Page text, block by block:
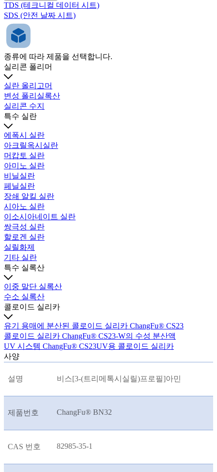
TDS (테크니컬 데이터 시트)
SDS (안전 날짜 시트)
종류에 따라 제품을 선택합니다.
실리콘 폴리머
실란 올리고머
변성 폴리실록산
실리콘 수지
특수 실란
에폭시 실란
아크릴옥시실란
머캅토 실란
아미노 실란
비닐실란
페닐실란
장쇄 알킬 실란
시아노 실란
이소시아네이트 실란
쌍극성 실란
할로겐 실란
실릴화제
기타 실란
특수 실록산
이중 말단 실록산
수소 실록산
콜로이드 실리카
유기 용매에 분산된 콜로이드 실리카 ChangFu® CS23
콜로이드 실리카 ChangFu® CS23-W의 수성 분산액
UV 시스템 ChangFu® CS23UV용 콜로이드 실리카
사양
설명 비스[3-(트리메톡시실릴)프로필]아민
제품번호 ChangFu® BN32
CAS 번호 82985-35-1